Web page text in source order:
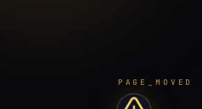
PAGE_MOVED